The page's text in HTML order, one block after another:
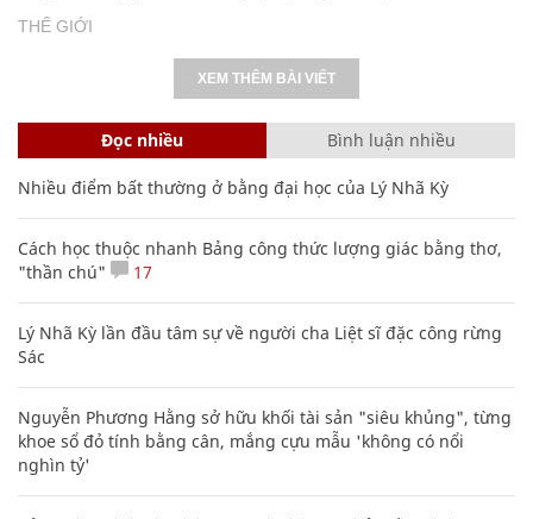
THẾ GIỚI
XEM THÊM BÀI VIẾT
Đọc nhiều Bình luận nhiều
Nhiều điểm bất thường ở bằng đại học của Lý Nhã Kỳ
Cách học thuộc nhanh Bảng công thức lượng giác bằng thơ,
"thần chú"
17
Lý Nhã Kỳ lần đầu tâm sự về người cha Liệt sĩ đặc công rừng
Sác
Nguyễn Phương Hằng sở hữu khối tài sản "siêu khủng", từng
khoe sổ đỏ tính bằng cân, mắng cựu mẫu 'không có nổi
nghìn tỷ'